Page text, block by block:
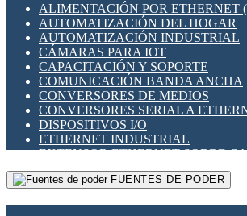
SENSORES INDUCTIVOS
TEMPORIZADORES
VARIACS
VARIADORES DE FRECUENCIA
SECCIONADORES -
MAQUINARIA
HERRAMIENTAS VARIAS
ILUMINACIÓN LED
INTERRUPTORES REED
INTERFACES DE RELÉ
OTROS RELÉS
PROTECCIÓN TÉRMICA
RELÉS AUTOMOTRICES
RELÉS DE SEÑAL
RELÉS DE ESTADO SÓLIDO SSR
RELÉS INDUSTRIALES
RELÉS MINIATURA DE POTENCIA
SENSORES MAGNÉTICOS
ALIMENTACIÓN POR ETHERNET
AUTOMATIZACIÓN DEL HOGAR
AUTOMATIZACIÓN INDUSTRIAL
CÁMARAS PARA IOT
CAPACITACIÓN Y SOPORTE
COMUNICACIÓN BANDA ANCHA
CONVERSORES DE MEDIOS
CONVERSORES SERIAL A
DISPOSITIVOS I/O
ETHERNET INDUSTRIAL
EXTENSOR ETHERNET SOBRE
GATEWAY LORAWAN
GESTIÓN DE REDESFUENTES DE PODER